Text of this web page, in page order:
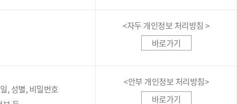
<자두 개인정보 처리방침 >
바로가기
, 성별, 비밀번호
<안부 개인정보 처리방침>
바로가기